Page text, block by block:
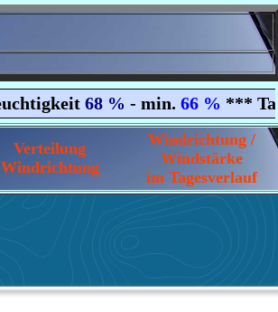
Verteilung
Windrichtung
Windrichtung /
Windstärke
im Tagesverlauf